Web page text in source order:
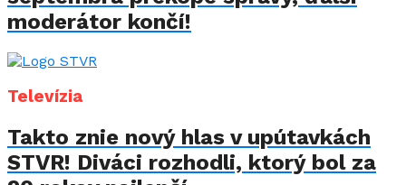
moderátor končí!
Televízia
Takto znie nový hlas v upútavkách
STVR! Diváci rozhodli, ktorý bol za